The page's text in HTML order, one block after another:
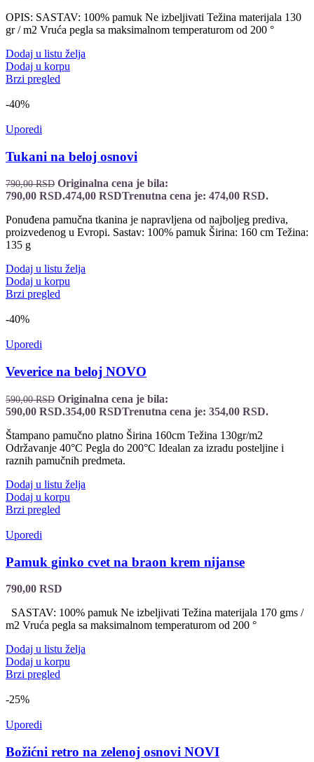
OPIS: SASTAV: 100% pamuk Ne izbeljivati Težina materijala 130
gr / m2 Vruća pegla sa maksimalnom temperaturom od 200 °
Dodaj u listu želja
Dodaj u korpu
Brzi pregled
-40%
Uporedi
Tukani na beloj osnovi
790,00RSD Originalna cena je bila:
790,00 RSD.474,00 RSDTrenutna cena je: 474,00 RSD.
Ponuđena pamučna tkanina je napravljena od najboljeg prediva,
proizvedenog u Evropi. Sastav: 100% pamuk Širina: 160 cm Težina:
135 g
Dodaj u listu želja
Dodaj u korpu
Brzi pregled
-40%
Uporedi
Veverice na beloj NOVO
590,00RSD Originalna cena je bila:
590,00 RSD.354,00 RSDTrenutna cena je: 354,00 RSD.
Štampano pamučno platno Širina 160cm Težina 130gr/m2
Održavanje 40°C Pegla do 200°C Idealan za izradu posteljine i
raznih pamučnih predmeta.
Dodaj u listu želja
Dodaj u korpu
Brzi pregled
Uporedi
Pamuk ginko cvet na braon krem nijanse
790,00 RSD
SASTAV: 100% pamuk Ne izbeljivati Težina materijala 170 gms /
m2 Vruća pegla sa maksimalnom temperaturom od 200 °
Dodaj u listu želja
Dodaj u korpu
Brzi pregled
-25%
Uporedi
Božićni retro na zelenoj osnovi NOVI